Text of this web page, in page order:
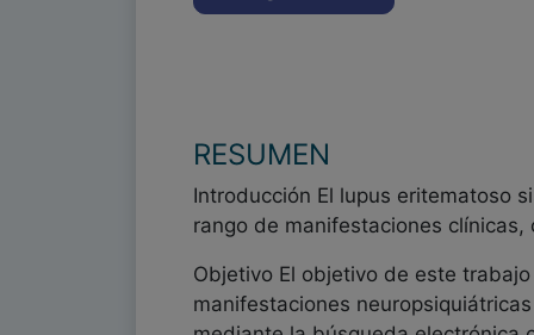
RESUMEN
Introducción El lupus eritematoso
rango de manifestaciones
Objetivo El objetivo de este
manifestaciones